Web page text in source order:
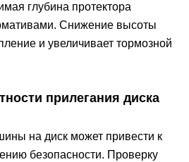
глубина протектора
Снижение высоты
и увеличивает тормозной
прилегания диска
на диск может привести к
безопасности. Проверку